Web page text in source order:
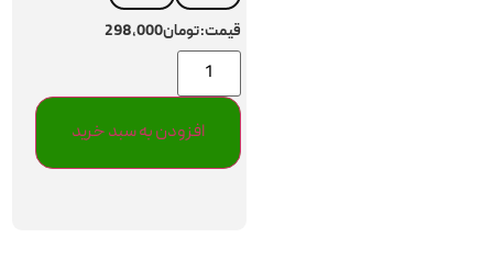
قیمت:تومان298,000
افزودن به سبد خرید